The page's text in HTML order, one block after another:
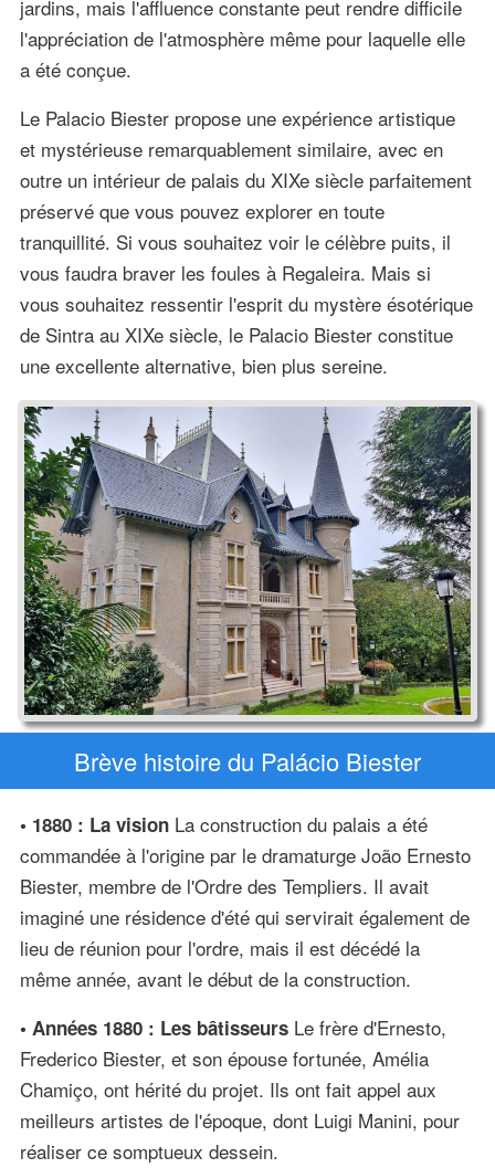
jardins, mais l'affluence constante peut rendre difficile
l'appréciation de l'atmosphère même pour laquelle elle
a été conçue.
Le Palacio Biester propose une expérience artistique
et mystérieuse remarquablement similaire, avec en
outre un intérieur de palais du XIXe siècle parfaitement
préservé que vous pouvez explorer en toute
tranquillité. Si vous souhaitez voir le célèbre puits, il
vous faudra braver les foules à Regaleira. Mais si
vous souhaitez ressentir l'esprit du mystère ésotérique
de Sintra au XIXe siècle, le Palacio Biester constitue
une excellente alternative, bien plus sereine.
Brève histoire du Palácio Biester
• 1880 : La visionLa construction du palais a été
commandée à l'origine par le dramaturge João Ernesto
Biester, membre de l'Ordre des Templiers. Il avait
imaginé une résidence d'été qui servirait également de
lieu de réunion pour l'ordre, mais il est décédé la
même année, avant le début de la construction.
• Années 1880 : Les bâtisseursLe frère d'Ernesto,
Frederico Biester, et son épouse fortunée, Amélia
Chamiço, ont hérité du projet. Ils ont fait appel aux
meilleurs artistes de l'époque, dont Luigi Manini, pour
réaliser ce somptueux dessein.